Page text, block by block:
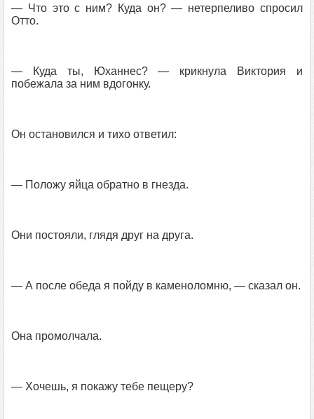
— Что это с ним? Куда он? — нетерпеливо спросил
Отто.
— Куда ты, Юханнес? — крикнула Виктория и
побежала за ним вдогонку.
Он остановился и тихо ответил:
— Положу яйца обратно в гнезда.
Они постояли, глядя друг на друга.
— А после обеда я пойду в каменоломню, — сказал он.
Она промолчала.
— Хочешь, я покажу тебе пещеру?